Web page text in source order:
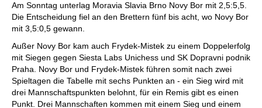
Am Sonntag unterlag Moravia Slavia Brno Novy Bor mit 2,5:5,5.
Die Entscheidung fiel an den Brettern fünf bis acht, wo Novy Bor
mit 3,5:0,5 gewann.
Außer Novy Bor kam auch Frydek-Mistek zu einem Doppelerfolg
mit Siegen gegen Siesta Labs Unichess und SK Dopravni podnik
Praha. Novy Bor und Frydek-Mistek führen somit nach zwei
Spieltagen die Tabelle mit sechs Punkten an - ein Sieg wird mit
drei Mannschaftspunkten belohnt, für ein Remis gibt es einen
Punkt. Drei Mannschaften kommen mit einem Sieg und einem